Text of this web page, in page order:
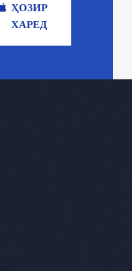
ҲОЗИР
ХАРЕД